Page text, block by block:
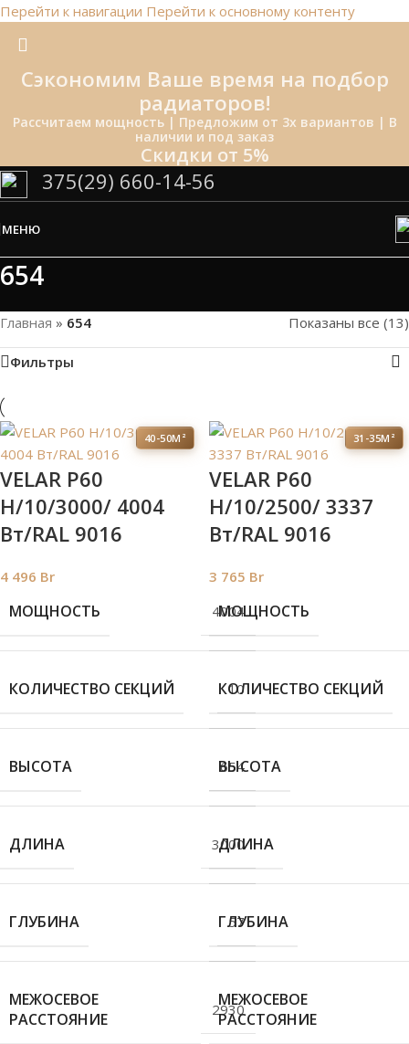
Перейти к навигации Перейти к основному контенту
Сэкономим Ваше время на подбор
радиаторов!
Рассчитаем мощность | Предложим от 3х вариантов | В
наличии и под заказ
Скидки от 5%
375(29) 660-14-56
МЕНЮ
654
Главная » 654 Показаны все (13)
Фильтры
40-50М²
VELAR P60
H/10/3000/ 4004
Bт/RAL 9016
4 496 Br
МОЩНОСТЬ 4004
КОЛИЧЕСТВО СЕКЦИЙ 10
ВЫСОТА 654
ДЛИНА 3000
ГЛУБИНА 57
МЕЖОСЕВОЕ
РАССТОЯНИЕ
2930
31-35М²
VELAR P60
H/10/2500/ 3337
Bт/RAL 9016
3 765 Br
МОЩНОСТЬ
КОЛИЧЕСТВО СЕКЦИЙ
ВЫСОТА
ДЛИНА
ГЛУБИНА
МЕЖОСЕВОЕ
РАССТОЯНИЕ